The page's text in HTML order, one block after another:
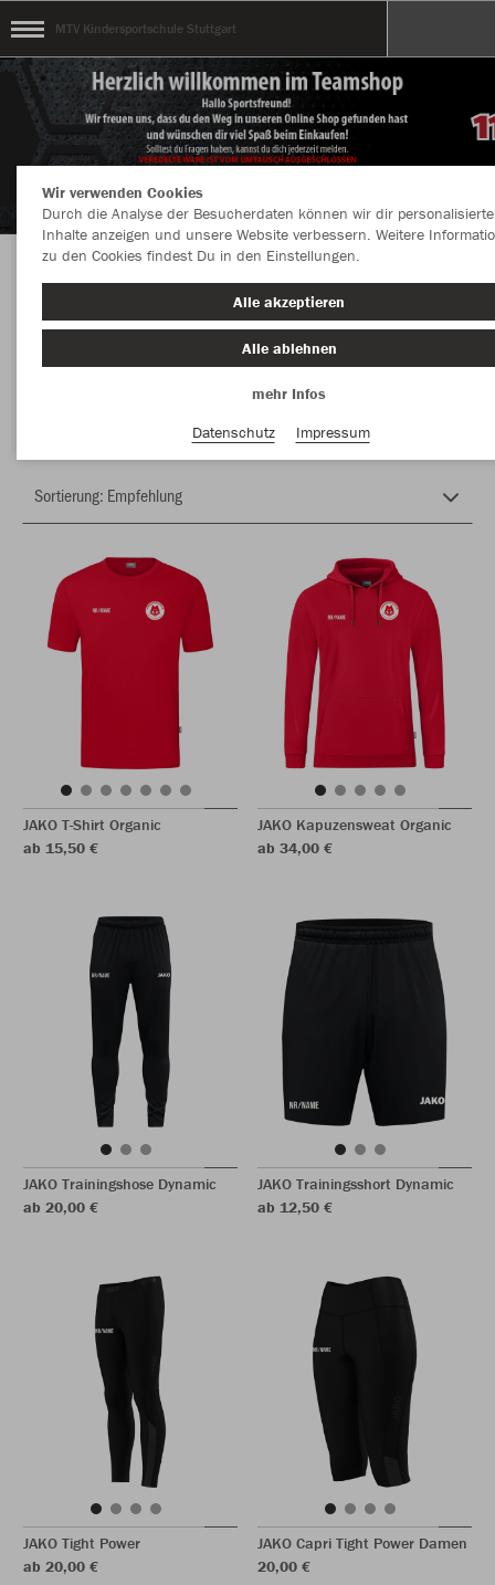
MTV Kindersportschule Stuttgart
Herzlich Willkommen im Teamshop MTV
Kindersportschule Stuttgart
JAKO T-Shirt Organic
ab 15,50 €
JAKO Kapuzensweat Organic
ab 34,00 €
JAKO Trainingshose Dynamic
ab 20,00 €
JAKO Trainingsshort Dynamic
ab 12,50 €
JAKO Tight Power
ab 20,00 €
JAKO Capri Tight Power Damen
20,00 €
Wir verwenden Cookies
Durch die Analyse der Besucherdaten können wir dir personalisierte
Inhalte anzeigen und unsere Website verbessern. Weitere
zu den Cookies findest Du in den Einstellungen.
Alle akzeptieren
Alle ablehnen
mehr Infos
Datenschutz
Impressum